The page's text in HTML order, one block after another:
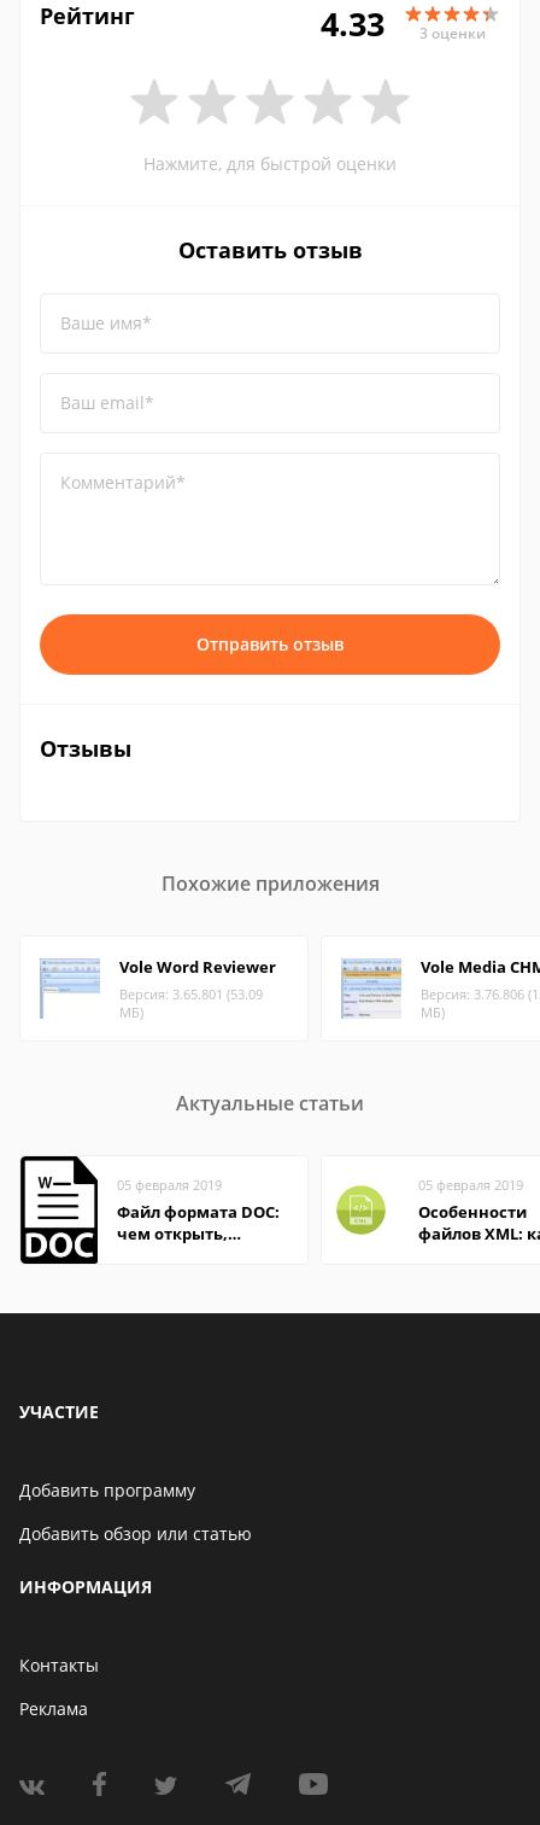
Рейтинг 4.33 3 оценки
Нажмите, для быстрой оценки
Оставить отзыв
Ваше имя*
Ваш email*
Комментарий*
Отправить отзыв
Отзывы
Похожие приложения
Vole Word Reviewer
Версия: 3.65.801 (53.09
МБ)
Vole Media
Версия: 3.76.806
МБ)
Актуальные статьи
05 февраля 2019
Файл формата DOC:
чем открыть,
05 февраля 2019
Особенности
файлов XML:
УЧАСТИЕ
Добавить программу
Добавить обзор или статью
ИНФОРМАЦИЯ
Контакты
Реклама